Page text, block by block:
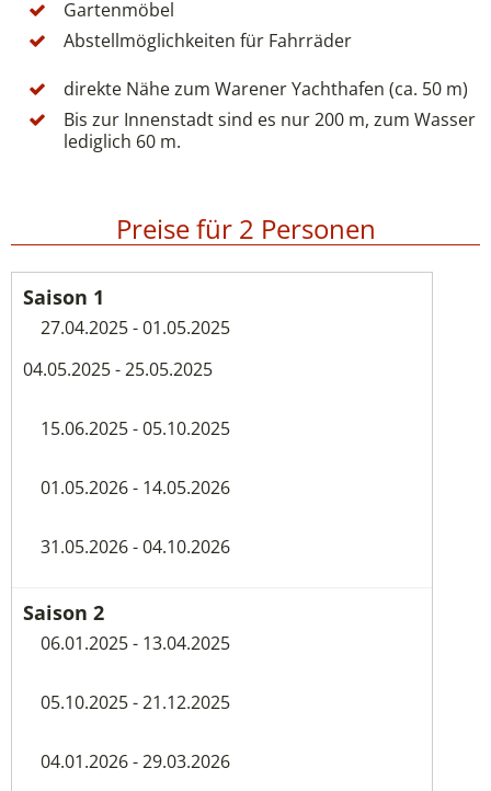
Gartenmöbel
Abstellmöglichkeiten für Fahrräder
direkte Nähe zum Warener Yachthafen (ca. 50 m)
Bis zur Innenstadt sind es nur 200 m, zum Wasser
lediglich 60 m.
Preise für 2 Personen
27.04.2025 - 01.05.2025
04.05.2025 - 25.05.2025
15.06.2025 - 05.10.2025
01.05.2026 - 14.05.2026
31.05.2026 - 04.10.2026
06.01.2025 - 13.04.2025
05.10.2025 - 21.12.2025
04.01.2026 - 29.03.2026